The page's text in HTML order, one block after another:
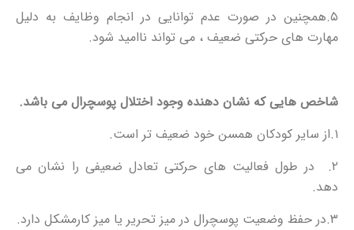
۵.همچنین در صورت عدم توانایی در انجام وظایف به دلیل
مهارت های حرکتی ضعیف ، می تواند ناامید شود.
شاخص هایی که نشان دهنده وجود اختلال پوسچرال می باشد.
۱.از سایر کودکان همسن خود ضعیف تر است.
۲. در طول فعالیت های حرکتی تعادل ضعیفی را نشان می
دهد.
۳.در حفظ وضعیت پوسچرال در میز تحریر یا میز کارمشکل دارد.